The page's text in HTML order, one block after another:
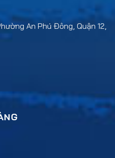
An Phú Đông, Quận 12,